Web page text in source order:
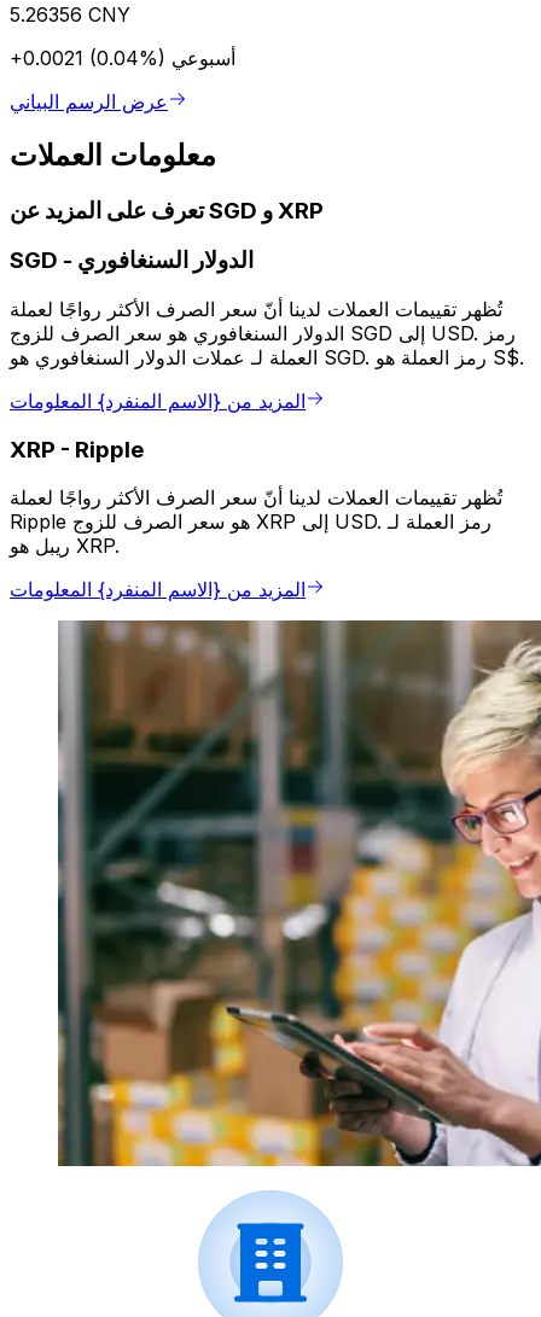
5.26356 CNY
+0.0021 (0.04%) أسبوعي
عرض الرسم البياني
معلومات العملات
تعرف على المزيد عن SGD و XRP
SGD - الدولار السنغافوري
تُظهر تقييمات العملات لدينا أنّ سعر الصرف الأكثر رواجًا لعملة
الدولار السنغافوري هو سعر الصرف للزوج SGD إلى USD. رمز
العملة لـ عملات الدولار السنغافوري هو SGD. رمز العملة هو S$.
المزيد من {الاسم المنفرد} المعلومات
XRP - Ripple
تُظهر تقييمات العملات لدينا أنّ سعر الصرف الأكثر رواجًا لعملة
Ripple هو سعر الصرف للزوج XRP إلى USD. رمز العملة لـ
ريبل هو XRP.
المزيد من {الاسم المنفرد} المعلومات